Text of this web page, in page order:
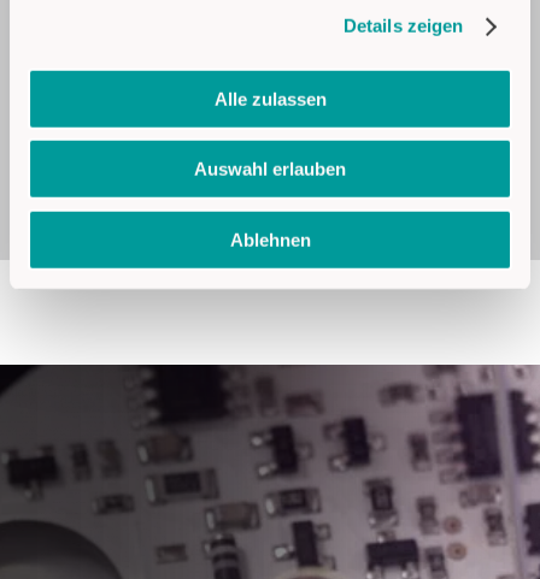
Details zeigen
Alle zulassen
Auswahl erlauben
Ablehnen
umfangreiche Kapazitäten, um auf
Kundenwünsche schnell und flexibel reagieren
zu können.
Vertrauen Sie den Spezialisten von CAPTRON,
die Ihre Sprache sprechen und Ihre Probleme
lösen.